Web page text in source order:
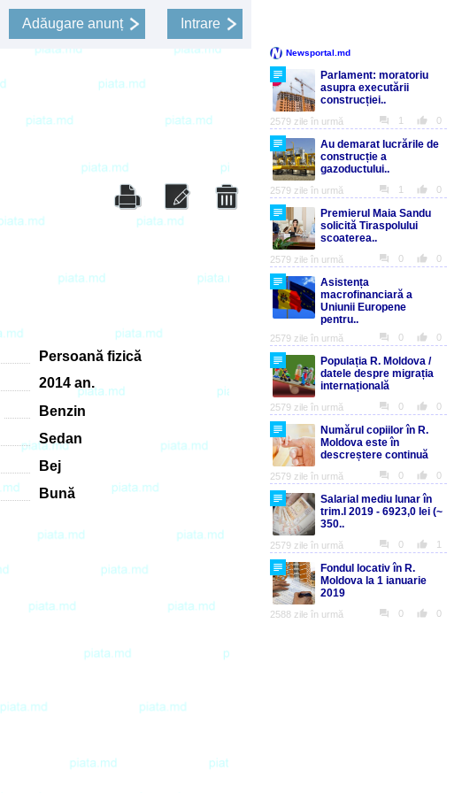
Adăugare anunț Intrare
Persoană fizică
2014 an.
Benzin
Sedan
Bej
Bună